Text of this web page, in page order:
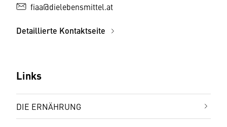
fiaa@dielebensmittel.at
Detaillierte Kontaktseite
Links
DIE ERNÄHRUNG